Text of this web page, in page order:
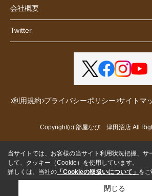
会社概要
Twitter
利用規約 プライバシーポリシー サイトマ
Copyright(c) 部屋なび 津田沼店 All
当サイトでは、お客様の当サイト利用状況把握、サ
して、クッキー（Cookie）を使用しています。
詳しくは、当社の 「Cookieの取扱いについて」 をご
閉じる